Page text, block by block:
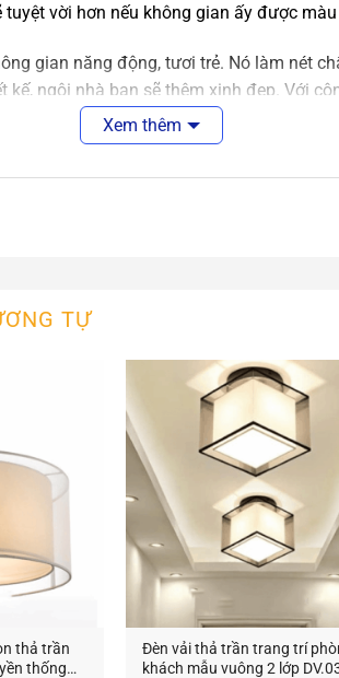
vời hơn nếu không gian ấy được
gian năng động, tươi trẻ. Nó làm nét
ngôi nhà bạn sẽ thêm xinh đẹp. Với
tìm các mẫu đèn
nhà hàng, nhà ở cực đẹp này không đáp
Đèn thả công nghiệp
kế sản xuất mẫu đèn theo yêu cầu cho
hàng gọi điện trực tiếp cho
Xem thêm
TỰ
thả trần
thống
Đèn vải thả trần trang trí
khách mẫu vuông 2 lớp